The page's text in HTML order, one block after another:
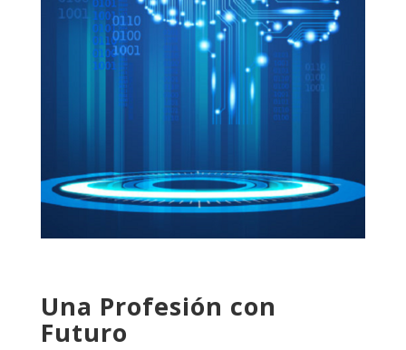
Una Profesión con
Futuro